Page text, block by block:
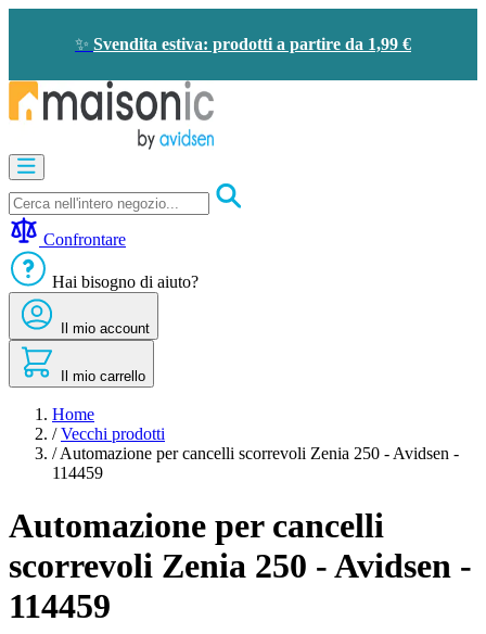
✨ Svendita estiva: prodotti a partire da 1,99 €
Videocitofono
-
Campanello
-
risparmio
energetico
Sicurezza
Comfort
domestico
e
sconti
Confrontare
Hai bisogno di aiuto?
Il mio account
Il mio carrello
Home
/ Vecchi prodotti
/ Automazione per cancelli scorrevoli Zenia 250 - Avidsen -
114459
Automazione per cancelli
scorrevoli Zenia 250 - Avidsen -
114459